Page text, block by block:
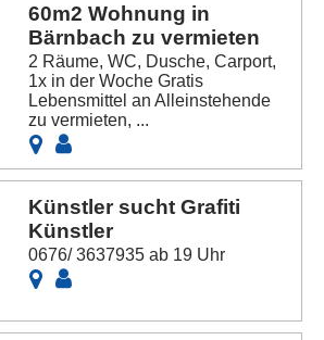
60m2 Wohnung in
Bärnbach zu vermieten
2 Räume, WC, Dusche, Carport,
1x in der Woche Gratis
Lebensmittel an Alleinstehende
zu vermieten, ...
Künstler sucht Grafiti
Künstler
0676/ 3637935 ab 19 Uhr